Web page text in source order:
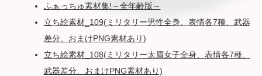
ふぁっちゅ素材集!～全年齢版～
立ち絵素材_109(ミリタリー男性全身、表情各7種、武器
差分、おまけPNG素材あり)
立ち絵素材_108(ミリタリー太眉女子全身、表情各7種、
武器差分、おまけPNG素材あり)